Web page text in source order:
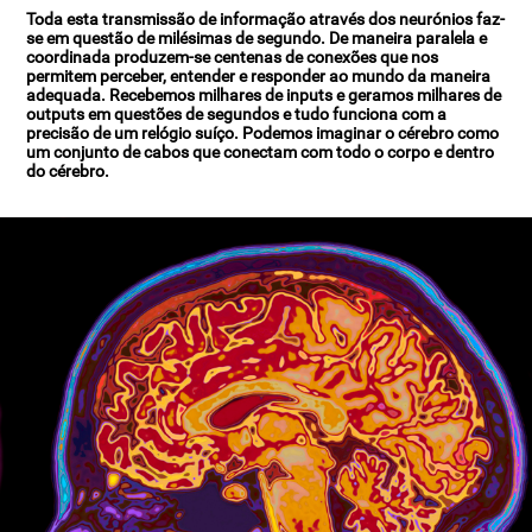
Toda esta transmissão de informação através dos neurónios faz-
se em questão de milésimas de segundo. De maneira paralela e
coordinada produzem-se centenas de conexões que nos
permitem perceber, entender e responder ao mundo da maneira
adequada. Recebemos milhares de inputs e geramos milhares de
outputs em questões de segundos e tudo funciona com a
precisão de um relógio suíço. Podemos imaginar o cérebro como
um conjunto de cabos que conectam com todo o corpo e dentro
do cérebro.